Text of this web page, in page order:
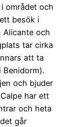
området och
besök i
Alicante och
tar cirka
att ta
Benidorm).
och bjuder
Calpe har ett
och heta
går